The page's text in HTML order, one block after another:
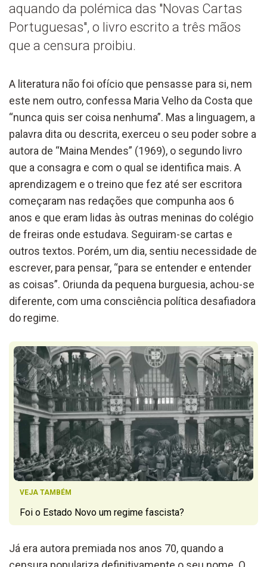
aquando da polémica das "Novas Cartas
Portuguesas", o livro escrito a três mãos
que a censura proibiu.
A literatura não foi ofício que pensasse para si, nem
este nem outro, confessa Maria Velho da Costa que
“nunca quis ser coisa nenhuma”. Mas a linguagem, a
palavra dita ou descrita, exerceu o seu poder sobre a
autora de “Maina Mendes” (1969), o segundo livro
que a consagra e com o qual se identifica mais. A
aprendizagem e o treino que fez até ser escritora
começaram nas redações que compunha aos 6
anos e que eram lidas às outras meninas do colégio
de freiras onde estudava. Seguiram-se cartas e
outros textos. Porém, um dia, sentiu necessidade de
escrever, para pensar, “para se entender e entender
as coisas”. Oriunda da pequena burguesia, achou-se
diferente, com uma consciência política desafiadora
do regime.
VEJA TAMBÉM
Foi o Estado Novo um regime fascista?
Já era autora premiada nos anos 70, quando a